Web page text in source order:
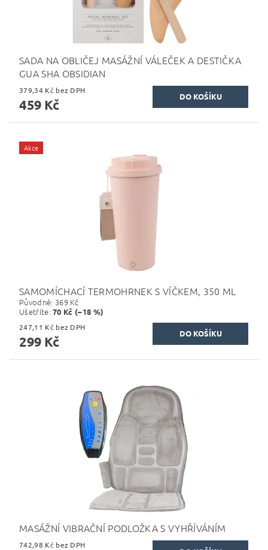
SADA NA OBLIČEJ MASÁŽNÍ VÁLEČEK A DESTIČKA
GUA SHA OBSIDIAN
379,34 Kč bez DPH
459 Kč
Akce
SAMOMÍCHACÍ TERMOHRNEK S VÍČKEM, 350 ML
Původně: 369 Kč
Ušetříte:70 Kč (–18 %)
247,11 Kč bez DPH
299 Kč
MASÁŽNÍ VIBRAČNÍ PODLOŽKA S VYHŘÍVÁNÍM
742,98 Kč bez DPH